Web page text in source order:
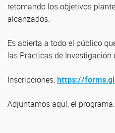
retomando los objetivos
alcanzados.
Es abierta a todo el público
las Prácticas de Investigación
Inscripciones: https://
Adjuntamos aquí, el programa: